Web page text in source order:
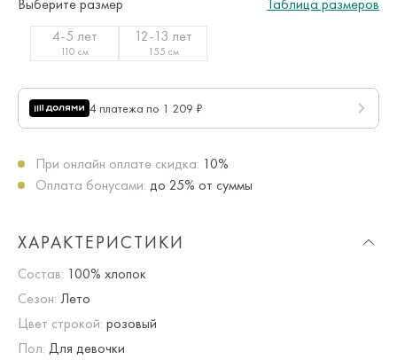
4-5 лет
110 см
12-13 лет
155 см
4 платежа по 1 209 ₽
При онлайн оплате скидка: 10%
Оплата бонусами: до 25% от суммы
ХАРАКТЕРИСТИКИ
Состав: 100% хлопок
Сезон: Лето
Цвет строкой: розовый
Пол: Для девочки